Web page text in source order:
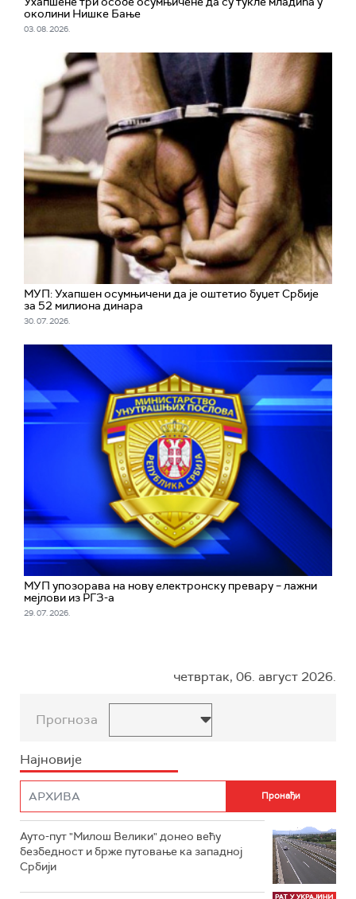
околини Нишке Бање
03. 08. 2026.
МУП: Ухапшен осумњичени да је оштетио буџет Србије
за 52 милиона динара
30. 07. 2026.
МУП упозорава на нову електронску превару – лажни
мејлови из РГЗ-а
29. 07. 2026.
четвртак, 06. август 2026.
Прогноза
Најновије
Ауто-пут "Милош Велики" донео већу
безбедност и брже путовање ка западној
Србији